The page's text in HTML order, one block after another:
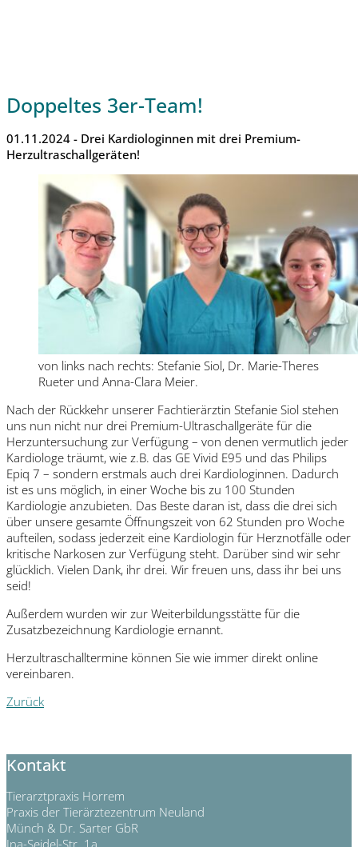
Doppeltes 3er-Team!
01.11.2024 - Drei Kardiologinnen mit drei Premium-
Herzultraschallgeräten!
von links nach rechts: Stefanie Siol, Dr. Marie-Theres
Rueter und Anna-Clara Meier.
Nach der Rückkehr unserer Fachtierärztin Stefanie Siol stehen
uns nun nicht nur drei Premium-Ultraschallgeräte für die
Herzuntersuchung zur Verfügung – von denen vermutlich jeder
Kardiologe träumt, wie z.B. das GE Vivid E95 und das Philips
Epiq 7 – sondern erstmals auch drei Kardiologinnen. Dadurch
ist es uns möglich, in einer Woche bis zu 100 Stunden
Kardiologie anzubieten. Das Beste daran ist, dass die drei sich
über unsere gesamte Öffnungszeit von 62 Stunden pro Woche
aufteilen, sodass jederzeit eine Kardiologin für Herznotfälle oder
kritische Narkosen zur Verfügung steht. Darüber sind wir sehr
glücklich. Vielen Dank, ihr drei. Wir freuen uns, dass ihr bei uns
seid!
Außerdem wurden wir zur Weiterbildungsstätte für die
Zusatzbezeichnung Kardiologie ernannt.
Herzultraschalltermine können Sie wie immer direkt online
vereinbaren.
Zurück
Kontakt
Tierarztpraxis Horrem
Praxis der Tierärztezentrum Neuland
Münch & Dr. Sarter GbR